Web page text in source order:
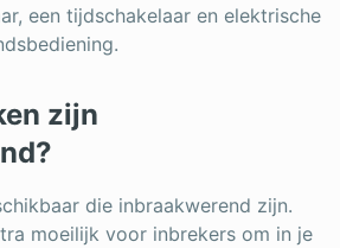
een tijdschakelaar en elektrische
zijn
die inbraakwerend zijn.
moeilijk voor inbrekers om in je